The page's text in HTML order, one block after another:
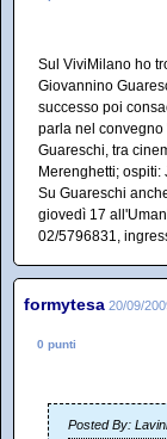
Sul ViviMilano ho
Giovannino
successo poi
parla nel
Guareschi, tra
Merenghetti;
Su Guareschi
giovedì 17
02/5796831,
formytesa 20/09/
0 punti
Posted By: